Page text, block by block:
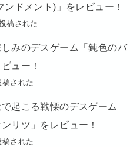
ンドメント)」をレビュー！
稿された
みのデスゲーム「鈍色のバ
ュー！
された
起こる戦慄のデスゲーム
リツ」をレビュー！
された